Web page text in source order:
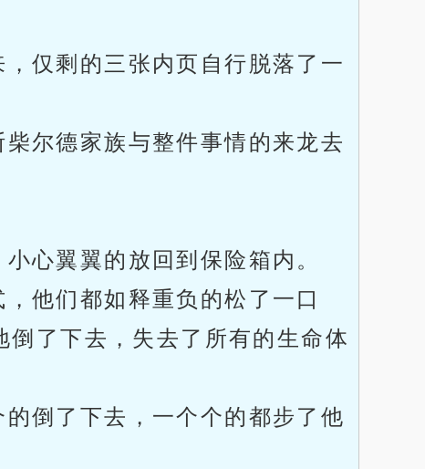
仅剩的三张内页自行脱落了一
尔德家族与整件事情的来龙去
心翼翼的放回到保险箱内。
他们都如释重负的松了一口
了下去，失去了所有的生命体
倒了下去，一个个的都步了他